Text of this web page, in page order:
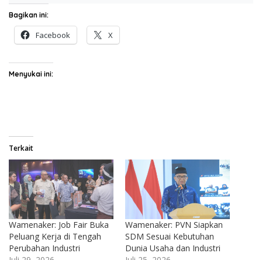
Bagikan ini:
Facebook X
Menyukai ini:
Terkait
Wamenaker: Job Fair Buka
Peluang Kerja di Tengah
Perubahan Industri
Wamenaker: PVN Siapkan
SDM Sesuai Kebutuhan
Dunia Usaha dan Industri